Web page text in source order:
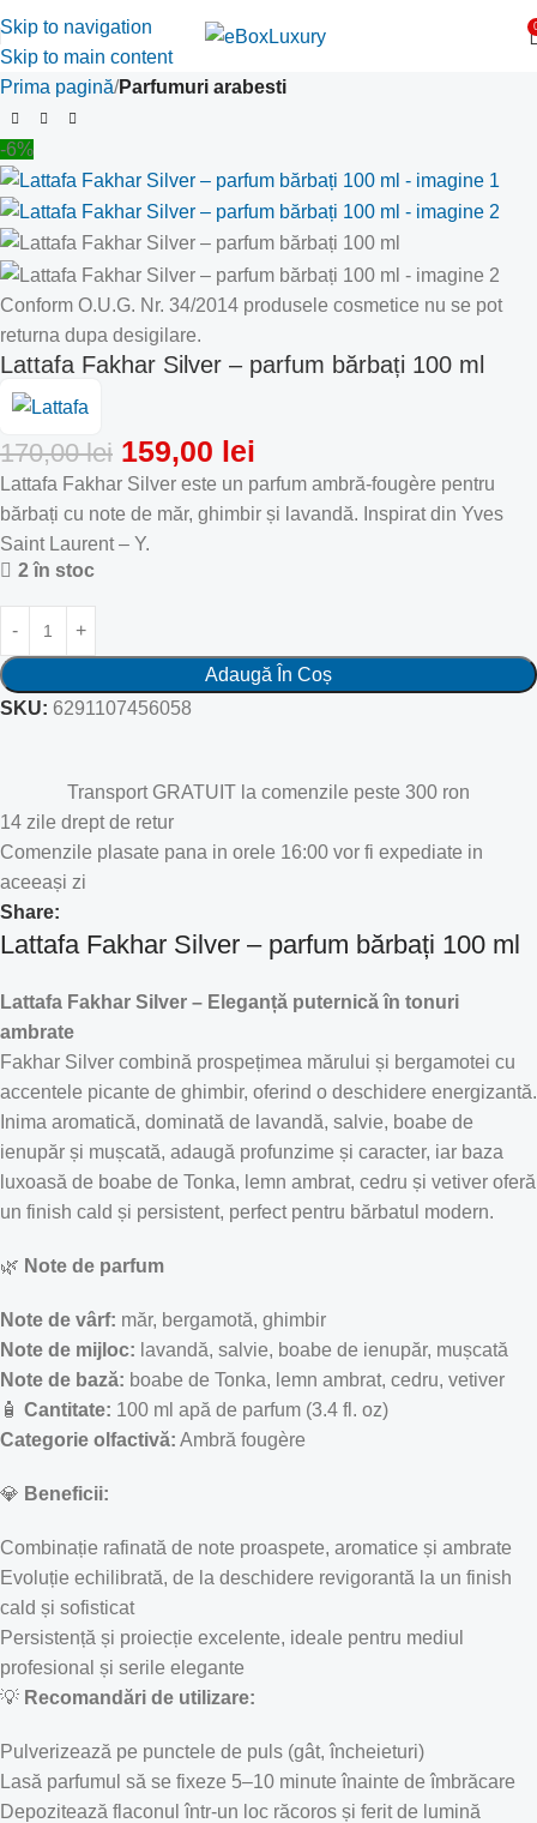
Skip to navigation
Skip to main content
Prima pagină Parfumuri arabesti
-6%
Conform O.U.G. Nr. 34/2014 produsele cosmetice nu se pot
returna dupa desigilare.
Lattafa Fakhar Silver – parfum bărbați 100 ml
170,00lei 159,00 lei
Lattafa Fakhar Silver este un parfum ambră-fougère pentru
bărbați cu note de măr, ghimbir și lavandă. Inspirat din Yves
Saint Laurent – Y.
2 în stoc
Adaugă În Coș
SKU: 6291107456058
Transport GRATUIT la comenzile peste 300 ron
14 zile drept de retur
Comenzile plasate pana in orele 16:00 vor fi expediate in
aceeași zi
Share:
Lattafa Fakhar Silver – parfum bărbați 100 ml
Lattafa Fakhar Silver – Eleganță puternică în tonuri
ambrate
Fakhar Silver combină prospețimea mărului și bergamotei cu
accentele picante de ghimbir, oferind o deschidere energizantă.
Inima aromatică, dominată de lavandă, salvie, boabe de
ienupăr și mușcată, adaugă profunzime și caracter, iar baza
luxoasă de boabe de Tonka, lemn ambrat, cedru și vetiver oferă
un finish cald și persistent, perfect pentru bărbatul modern.
🌿 Note de parfum
Note de vârf: măr, bergamotă, ghimbir
Note de mijloc: lavandă, salvie, boabe de ienupăr, mușcată
Note de bază: boabe de Tonka, lemn ambrat, cedru, vetiver
🧴 Cantitate: 100 ml apă de parfum (3.4 fl. oz)
Categorie olfactivă: Ambră fougère
💎 Beneficii:
Combinație rafinată de note proaspete, aromatice și ambrate
Evoluție echilibrată, de la deschidere revigorantă la un finish
cald și sofisticat
Persistență și proiecție excelente, ideale pentru mediul
profesional și serile elegante
💡 Recomandări de utilizare:
Pulverizează pe punctele de puls (gât, încheieturi)
Lasă parfumul să se fixeze 5–10 minute înainte de îmbrăcare
Depozitează flaconul într-un loc răcoros și ferit de lumină